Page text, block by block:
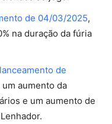
de 04/03/2025,
na duração da fúria
de
aumento da
e um aumento de